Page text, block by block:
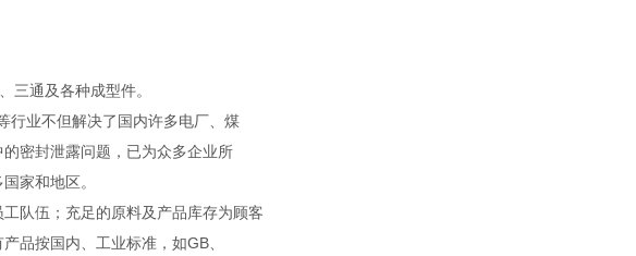
通及各种成型件。
业不但解决了国内许多电厂、煤
密封泄露问题，已为众多企业所
国家和地区。
队伍；充足的原料及产品库存为顾客
品按国内、工业标准，如GB、